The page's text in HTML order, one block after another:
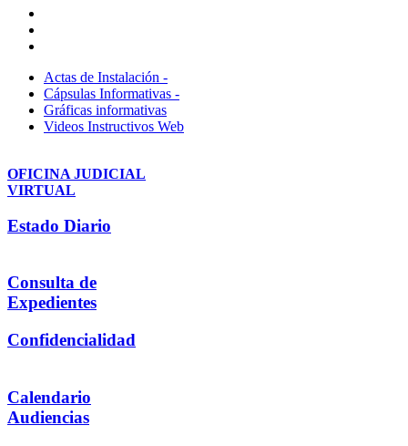
Actas de Instalación -
Cápsulas Informativas -
Gráficas informativas
Videos Instructivos Web
OFICINA JUDICIAL
VIRTUAL
Estado Diario
Consulta de
Expedientes
Confidencialidad
Calendario
Audiencias